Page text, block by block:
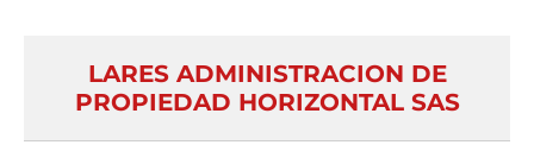
LARES ADMINISTRACION DE
PROPIEDAD HORIZONTAL SAS